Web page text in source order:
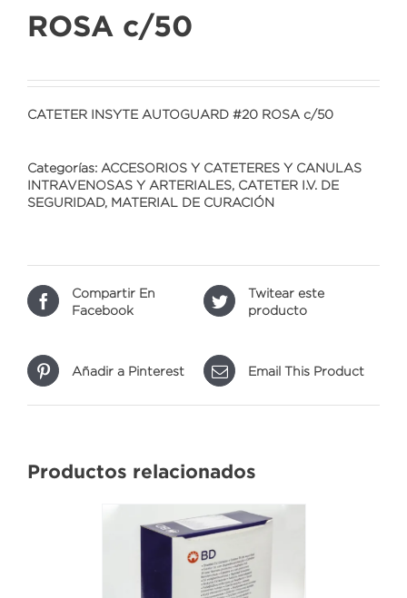
ROSA c/50
CATETER INSYTE AUTOGUARD #20 ROSA c/50
Categorías: ACCESORIOS Y CATETERES Y CANULAS
INTRAVENOSAS Y ARTERIALES CATETER I.V. DE
SEGURIDAD, MATERIAL DE CURACIÓN
Compartir En
Facebook
Twitear este
producto
Añadir a Pinterest Email This Product
Productos relacionados